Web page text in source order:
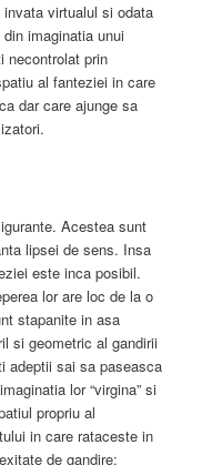
virtualul si odata
imaginatia unui
necontrolat prin
al fanteziei in care
dar care ajunge sa
Acestea sunt
lipsei de sens. Insa
este inca posibil.
lor are loc de la o
stapanite in asa
si geometric al gandirii
adeptii sai sa paseasca
lor “virgina” si
propriu al
in care rataceste in
de gandire: